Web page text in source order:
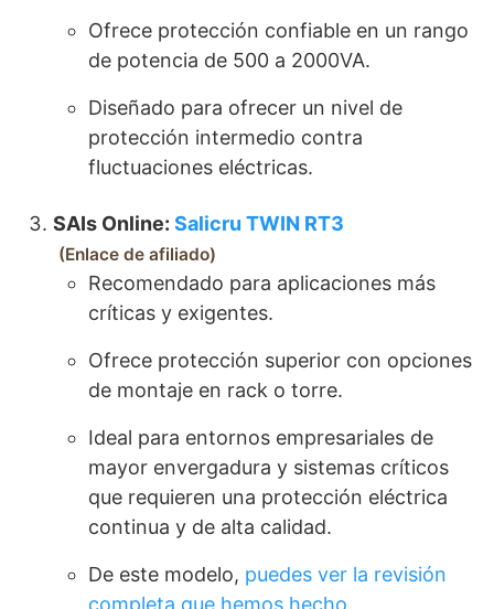
Ofrece protección confiable en un rango
de potencia de 500 a 2000VA.
Diseñado para ofrecer un nivel de
protección intermedio contra
fluctuaciones eléctricas​​.
SAIs Online: Salicru TWIN RT3
Enlace de afiliado
Recomendado para aplicaciones más
críticas y exigentes.
Ofrece protección superior con opciones
de montaje en rack o torre.
Ideal para entornos empresariales de
mayor envergadura y sistemas críticos
que requieren una protección eléctrica
continua y de alta calidad.
De este modelo, puedes ver la revisión
completa que hemos hecho.